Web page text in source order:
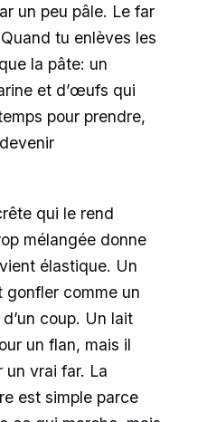
un peu pâle. Le far
tu enlèves les
la pâte: un
et d’œufs qui
pour prendre,
qui le rend
mélangée donne
élastique. Un
comme un
coup. Un lait
un flan, mais il
un vrai far. La
est simple parce